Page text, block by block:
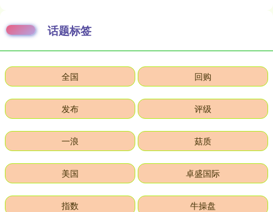
话题标签
全国 回购
发布 评级
一浪 菇质
美国 卓盛国际
指数 牛操盘